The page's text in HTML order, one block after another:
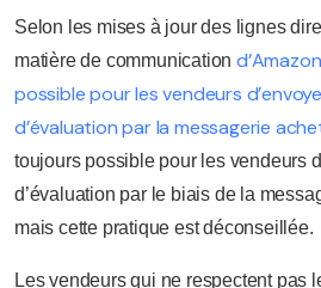
Selon les mises à jour des lignes
matière de communication
possible pour les vendeurs
d’évaluation par la messagerie
toujours possible pour les vendeurs
d’évaluation par le biais de la
mais cette pratique est déconseillée.
Les vendeurs qui ne respectent pas